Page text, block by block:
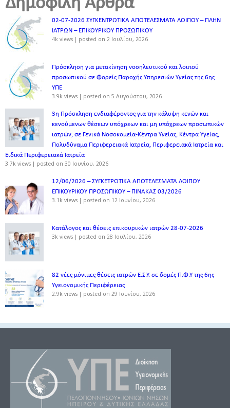
02-07-2026 ΣΥΓΚΕΝΤΡΩΤΙΚΑ ΑΠΟΤΕΛΕΣΜΑΤΑ ΛΟΙΠΟΥ – ΠΛΗΝ
ΙΑΤΡΩΝ – ΕΠΙΚΟΥΡΙΚΟΥ ΠΡΟΣΩΠΙΚOY
4k views | posted on 2 Ιουλίου, 2026
Πρόσκληση για μετακίνηση νοσηλευτικού και λοιπού
προσωπικού σε Φορείς Παροχής Υπηρεσιών Υγείας της 6ης
ΥΠΕ
3.9k views | posted on 5 Αυγούστου, 2026
3η Πρόσκληση ενδιαφέροντος για την κάλυψη κενών και
κενούμενων θέσεων υπόχρεων και μη υπόχρεων προσωπικών
ιατρών, σε Γενικά Νοσοκομεία-Κέντρα Υγείας, Κέντρα Υγείας,
Πολυδύναμα Περιφερειακά Ιατρεία, Περιφερειακά Ιατρεία και
Ειδικά Περιφερειακά Ιατρεία
3.7k views | posted on 30 Ιουνίου, 2026
12/06/2026 – ΣΥΓΚΕΤΡΩΤΙΚΑ ΑΠΟΤΕΛΕΣΜΑΤΑ ΛΟΙΠΟΥ
ΕΠΙΚΟΥΡΙΚΟΥ ΠΡΟΣΩΠΙΚΟΥ – ΠΙΝΑΚΑΣ 03/2026
3.1k views | posted on 12 Ιουνίου, 2026
Κατάλογος και θέσεις επικουρικών ιατρών 28-07-2026
3k views | posted on 28 Ιουλίου, 2026
82 νέες μόνιμες θέσεις ιατρών Ε.Σ.Υ. σε δομές Π.Φ.Υ της 6ης
Υγειονομικής Περιφέρειας
2.9k views | posted on 29 Ιουνίου, 2026